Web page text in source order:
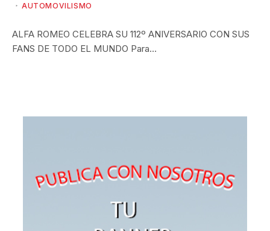
AUTOMOVILISMO
ALFA ROMEO CELEBRA SU 112º ANIVERSARIO CON SUS
FANS DE TODO EL MUNDO Para…